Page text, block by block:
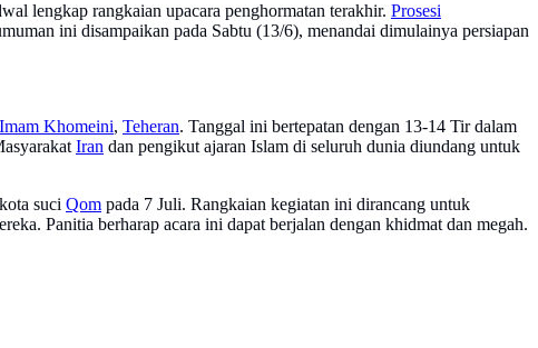
lengkap rangkaian upacara penghormatan terakhir. Prosesi
ini disampaikan pada Sabtu (13/6), menandai dimulainya persiapan
Imam Khomeini, Teheran. Tanggal ini bertepatan dengan 13-14 Tir dalam
Iran dan pengikut ajaran Islam di seluruh dunia diundang untuk
suci Qom pada 7 Juli. Rangkaian kegiatan ini dirancang untuk
Panitia berharap acara ini dapat berjalan dengan khidmat dan megah.